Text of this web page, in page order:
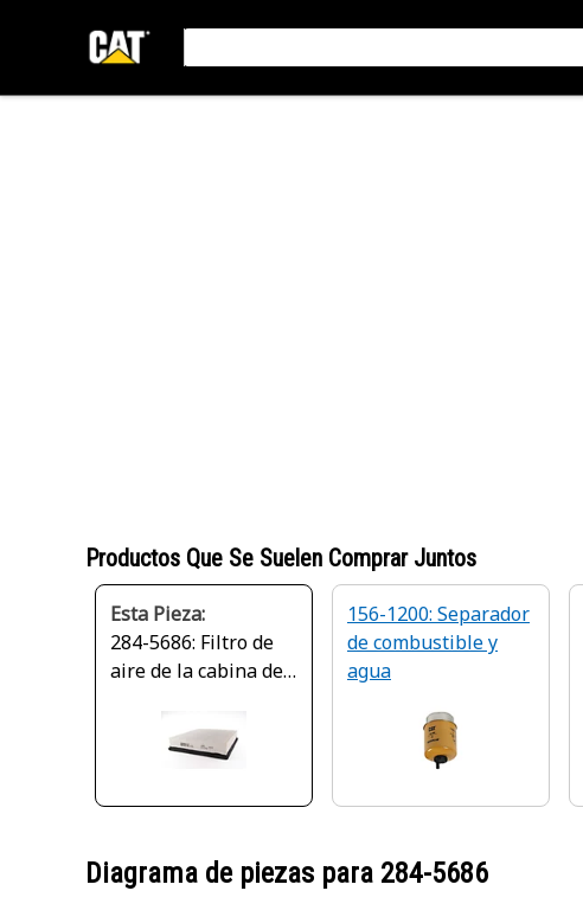
Productos Que Se Suelen Comprar Juntos
Esta Pieza:
284-5686: Filtro de
aire de la cabina de
156-1200: Separador
de combustible y
agua
Diagrama de piezas para 284-5686